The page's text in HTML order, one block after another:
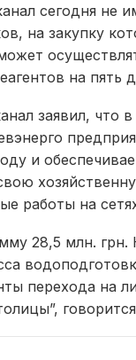
сегодня не
на закупку
на пять
заявил, что в
и
работы на
28,5 млн.
перехода на